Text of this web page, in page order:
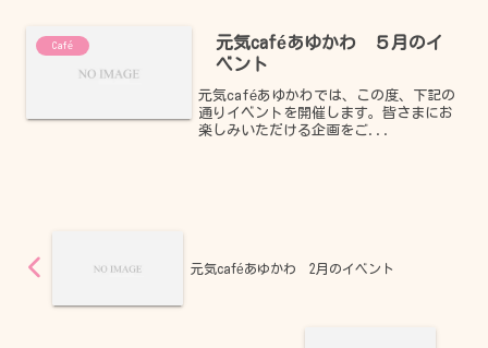
Café
元気caféあゆかわ ５月のイ
ベント
元気caféあゆかわでは、この度、下記の
通りイベントを開催します。皆さまにお
楽しみいただける企画をご...
元気caféあゆかわ 2月のイベント